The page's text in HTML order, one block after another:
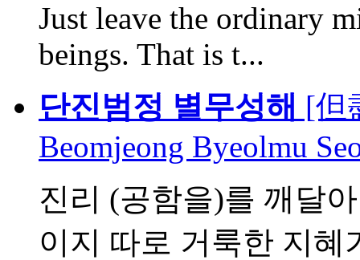
Just leave the ordinary
beings. That is t...
단진범정 별무성해 [但
Beomjeong Byeolmu
진리 (공함을)를 깨달
이지 따로 거룩한 지혜